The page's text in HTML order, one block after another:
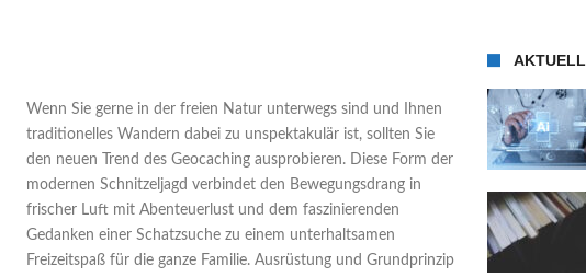
Wenn Sie gerne in der freien Natur unterwegs sind und Ihnen
traditionelles Wandern dabei zu unspektakulär ist, sollten Sie
den neuen Trend des Geocaching ausprobieren. Diese Form der
modernen Schnitzeljagd verbindet den Bewegungsdrang in
frischer Luft mit Abenteuerlust und dem faszinierenden
Gedanken einer Schatzsuche zu einem unterhaltsamen
Freizeitspaß für die ganze Familie. Ausrüstung und Grundprinzip
AKTUELL